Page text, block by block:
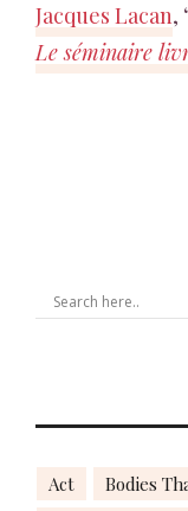
Jacques Lacan,
Le séminaire
Act Bodies